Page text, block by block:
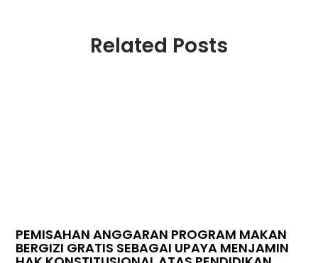
Related Posts
PEMISAHAN ANGGARAN PROGRAM MAKAN
BERGIZI GRATIS SEBAGAI UPAYA MENJAMIN